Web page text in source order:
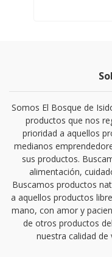
Somos El Bosque de
productos que nos
prioridad a aquellos
medianos
sus productos.
alimentación,
Buscamos productos
a aquellos productos
mano, con amor y
de otros productos
nuestra calidad de